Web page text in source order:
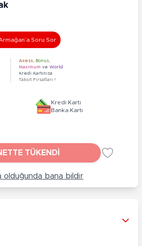
Soru Sor
Axess Bonus
Maximum ve World
Kredi Kartınıza
Taksit Fırsatları !
Kredi Kartı
Banka Kartı
TÜKENDİ
olduğunda bana bildir